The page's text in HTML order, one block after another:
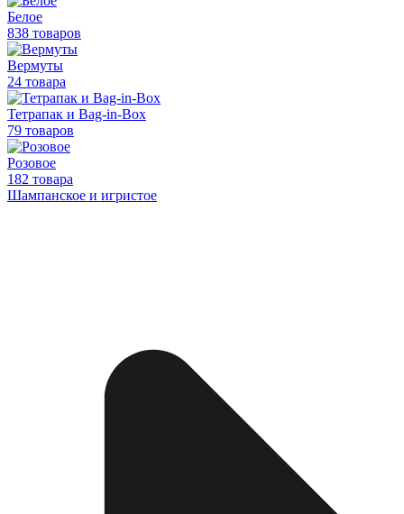
Белое
838 товаров
Вермуты
24 товара
Тетрапак и Bag-in-Box
79 товаров
Розовое
182 товара
Шампанское и игристое